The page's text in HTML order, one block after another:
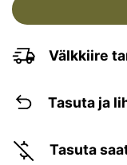
Välkkiire
Tasuta ja
Tasuta